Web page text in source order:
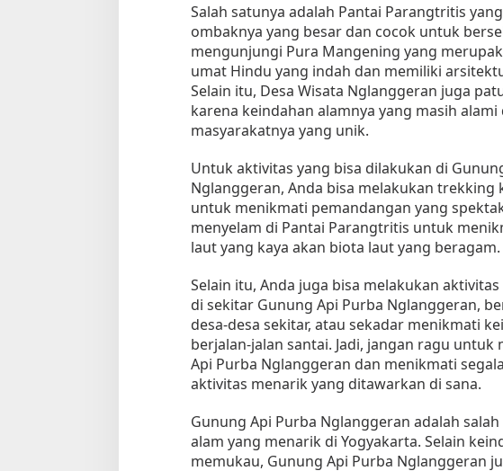
Salah satunya adalah Pantai Parangtritis
ombaknya yang besar dan cocok untuk
mengunjungi Pura Mangening yang
umat Hindu yang indah dan memiliki
Selain itu, Desa Wisata Nglanggeran juga
karena keindahan alamnya yang masih
masyarakatnya yang unik.
Untuk aktivitas yang bisa dilakukan di
Nglanggeran, Anda bisa melakukan trekking
untuk menikmati pemandangan yang
menyelam di Pantai Parangtritis untuk
laut yang kaya akan biota laut yang beragam.
Selain itu, Anda juga bisa melakukan
di sekitar Gunung Api Purba Nglanggeran,
desa-desa sekitar, atau sekadar menikmati
berjalan-jalan santai. Jadi, jangan ragu
Api Purba Nglanggeran dan menikmati
aktivitas menarik yang ditawarkan di sana.
Gunung Api Purba Nglanggeran adalah
alam yang menarik di Yogyakarta. Selain
memukau, Gunung Api Purba Nglanggeran